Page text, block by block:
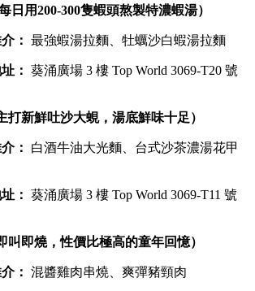
日用200-300隻蝦頭熬製特濃蝦湯）
： 最強蝦湯拉麵、牡蠣沙白蝦湯拉麵
： 葵涌廣場 3 樓 Top World 3069-T20 號
打新鮮吐沙大蜆，湯底鮮味十足）
：
白酒牛油大光麵、台式沙茶濃湯花甲
： 葵涌廣場 3 樓 Top World 3069-T11 號
叫即燒，性價比極高的童年回憶）
： 混醬雞肉串燒、爽彈豬頸肉